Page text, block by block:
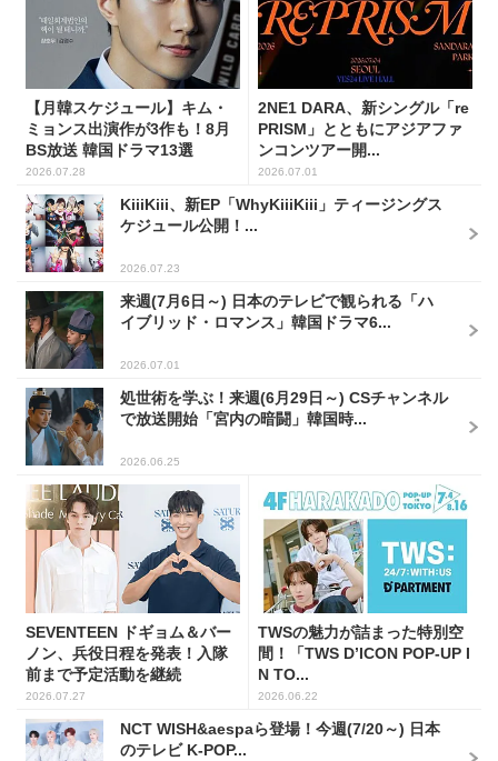
【月韓スケジュール】キム・
ミョンス出演作が3作も！8月
BS放送 韓国ドラマ13選
2026.07.28
2NE1 DARA、新シングル「re
PRISM」とともにアジアファ
ンコンツアー開...
2026.07.01
KiiiKiii、新EP「WhyKiiiKiii」ティージングス
ケジュール公開！...
2026.07.23
来週(7月6日～) 日本のテレビで観られる「ハ
イブリッド・ロマンス」韓国ドラマ6...
2026.07.01
処世術を学ぶ！来週(6月29日～) CSチャンネル
で放送開始「宮内の暗闘」韓国時...
2026.06.25
SEVENTEEN ドギョム＆バー
ノン、兵役日程を発表！入隊
前まで予定活動を継続
2026.07.27
TWSの魅力が詰まった特別空
間！「TWS D’ICON POP-UP I
N TO...
2026.06.22
NCT WISH&aespaら登場！今週(7/20～) 日本
のテレビ K-POP...